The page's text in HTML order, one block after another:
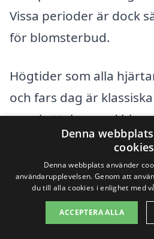
Vissa perioder är dock
för blomsterbud.
Högtider som alla
och fars dag är
uppskattning med
god tid under dessa
säkerställa leverans.
Födelsedagar och
högtider där blommor
Denna
cookies
Denna webbplats använder
användarupplevelsen. Genom att
du till alla cookies i enlighet med
ACCEPTERA ALLA